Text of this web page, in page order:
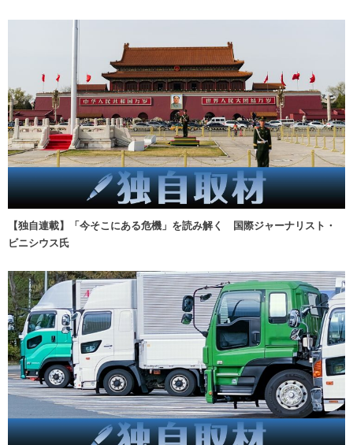
【独自連載】「今そこにある危機」を読み解く 国際ジャーナリスト・
ビニシウス氏